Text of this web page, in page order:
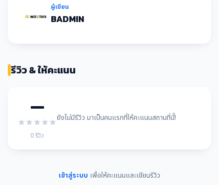
ผู้เขียน
BADMIN
รีวิว & ให้คะแนน
—
0 รีวิว
ยังไม่มีรีวิว มาเป็นคนแรกที่ให้คะแนนสถานที่นี้!
เข้าสู่ระบบ เพื่อให้คะแนนและเขียนรีวิว